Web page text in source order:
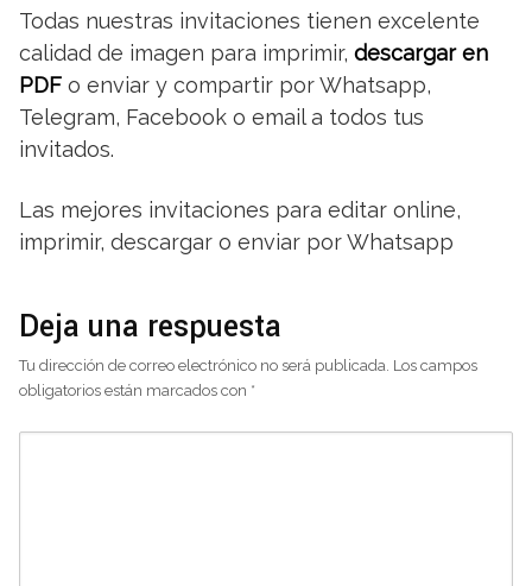
Todas nuestras invitaciones tienen excelente
calidad de imagen para imprimir, descargar en
PDF o enviar y compartir por Whatsapp,
Telegram, Facebook o email a todos tus
invitados.
Las mejores invitaciones para editar online,
imprimir, descargar o enviar por Whatsapp
Deja una respuesta
Tu dirección de correo electrónico no será publicada. Los campos
obligatorios están marcados con *